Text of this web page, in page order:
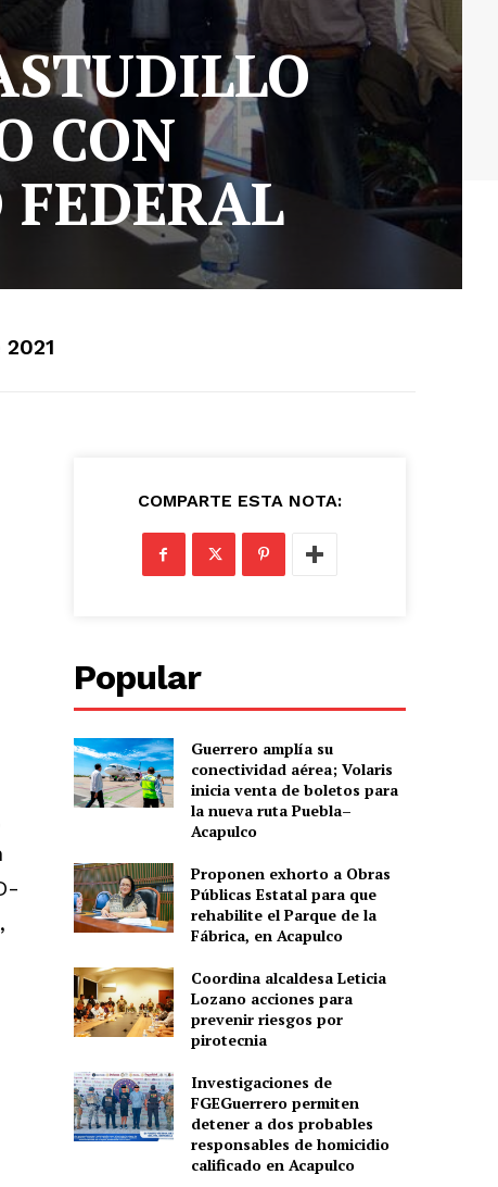
CON
COMPARTE ESTA NOTA:
Popular
Guerrero amplía su
conectividad aérea; Volaris
inicia venta de boletos para
la nueva ruta Puebla–
Acapulco
Proponen exhorto a Obras
Públicas Estatal para que
rehabilite el Parque de la
Fábrica, en Acapulco
Coordina alcaldesa Leticia
Lozano acciones para
prevenir riesgos por
pirotecnia
Investigaciones de
FGEGuerrero permiten
detener a dos probables
responsables de homicidio
calificado en Acapulco